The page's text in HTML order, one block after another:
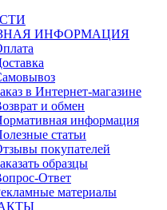
ИНФОРМАЦИЯ
в Интернет-магазине
и обмен
информация
статьи
покупателей
образцы
Ответ
материалы